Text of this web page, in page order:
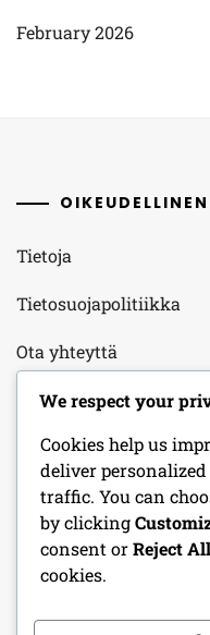
February 2026
OIKEUDELLINEN
Tietoja
Tietosuojapolitiikka
Ota yhteyttä
Evästeasetukset
Palveluehdot
HAKU
Search
We respect your
Cookies help us
deliver
traffic. You can
by clicking
consent orReject All
cookies.